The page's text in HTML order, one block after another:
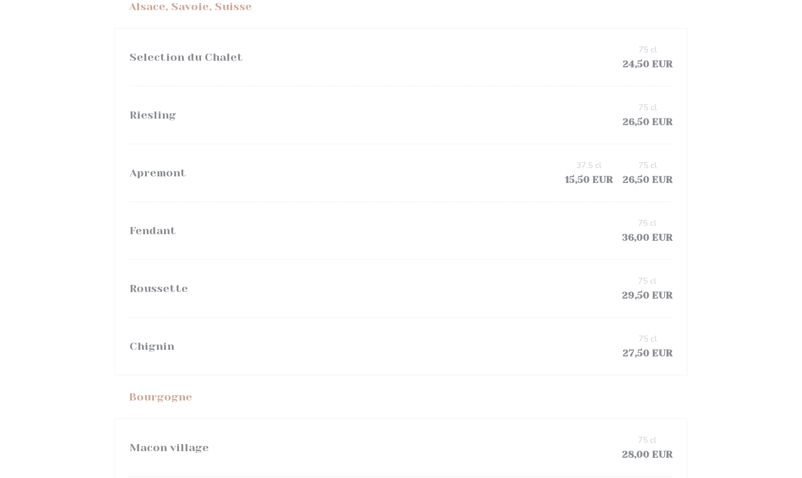
Alsace, Savoie, Suisse
Selection du Chalet
24,50 EUR
75 cl
Riesling
26,50 EUR
75 cl
Apremont
15,50 EUR
37.5 cl
26,50 EUR
75 cl
Fendant
36,00 EUR
75 cl
Roussette
29,50 EUR
75 cl
Chignin
27,50 EUR
75 cl
Bourgogne
Macon village
28,00 EUR
75 cl